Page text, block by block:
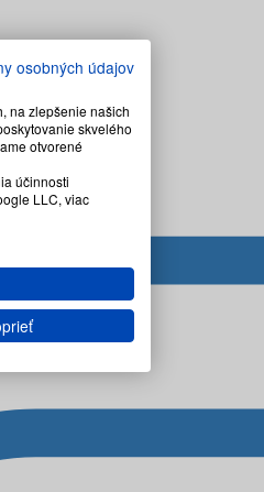
osobných údajov
na zlepšenie našich
skvelého
otvorené
účinnosti
LLC, viac